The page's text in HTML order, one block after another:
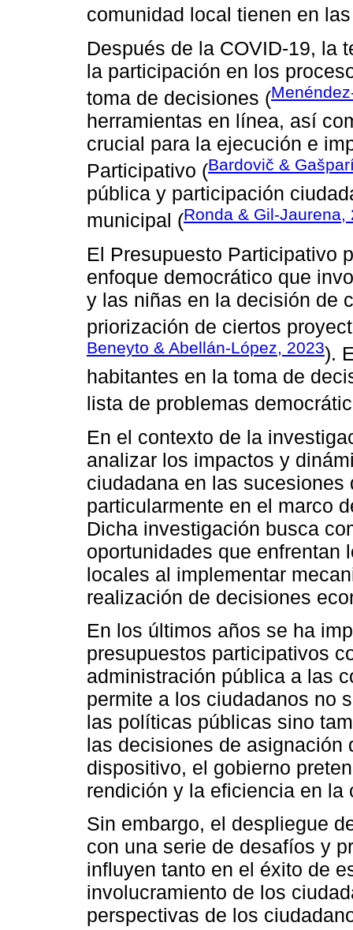
comunidad local tienen en
Después de la COVID-19, la
la participación en los
toma de decisiones (
herramientas en línea, así
crucial para la ejecución e
Participativo (Bardovič &
pública y participación
municipal (Ronda & Gil-Jaurena,
El Presupuesto Participativo
enfoque democrático que
y las niñas en la decisión de
priorización de ciertos
Beneyto & Abellán-López, 2023).
habitantes en la toma de
lista de problemas
En el contexto de la
analizar los impactos y
ciudadana en las
particularmente en el marco
Dicha investigación busca
oportunidades que enfrentan
locales al implementar
realización de decisiones
En los últimos años se ha
presupuestos participativos
administración pública a las
permite a los ciudadanos no
las políticas públicas sino
las decisiones de asignación
dispositivo, el gobierno
rendición y la eficiencia en
Sin embargo, el despliegue
con una serie de desafíos y
influyen tanto en el éxito de
involucramiento de los
perspectivas de los